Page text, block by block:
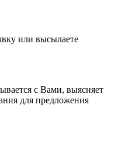
или высылаете
с Вами, выясняет
для предложения